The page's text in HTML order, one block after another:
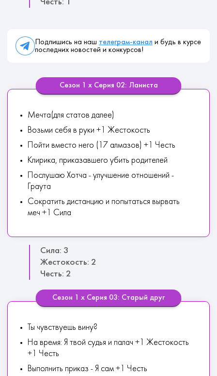
Честь: 1
Подпишись на наш телеграм-канал и будь в курсе
последних новостей и конкурсов!
Сезон 1 х Серия 02: Ланиста
Мечта(для статов далее)
Возьми себя в руки +1 Жестокость
Пойти вместо него (17 алмазов) +1 Честь
Клирика, приказавшего убить родителей
Послушаю Хотча - улучшение отношений -
Граута
Сократить дистанцию и попытаться вырвать
меч +1 Сила
Сила: 3
Жестокость: 2
Честь: 2
Сезон 1 х Серия 03: Старый друг
Ты чувствуешь вину?
На время: Я твой судья и палач +1 Жестокость
+1 Честь
Выполнить приказ - Я сам +1 Честь